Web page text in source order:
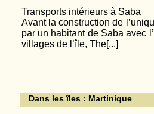
Transports intérieurs à Saba
Avant la construction de
par un habitant de Saba avec
villages de l’île, The[...]
Dans les îles : Martinique